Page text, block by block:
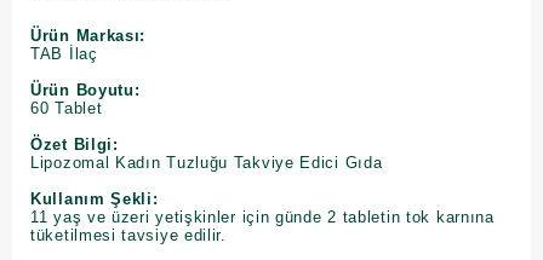
Ürün Markası:
TAB İlaç
Ürün Boyutu:
60 Tablet
Özet Bilgi:
Lipozomal Kadın Tuzluğu Takviye Edici Gıda
Kullanım Şekli:
11 yaş ve üzeri yetişkinler için günde 2 tabletin tok karnına
tüketilmesi tavsiye edilir.